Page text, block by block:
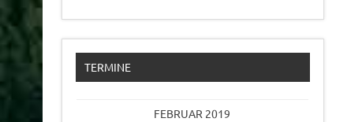
TERMINE
FEBRUAR 2019